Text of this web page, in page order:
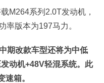
M264系列2.0T发动机，
率版本为197马力。
期改款车型还将为中低
动机+48V轻混系统。此
速箱。